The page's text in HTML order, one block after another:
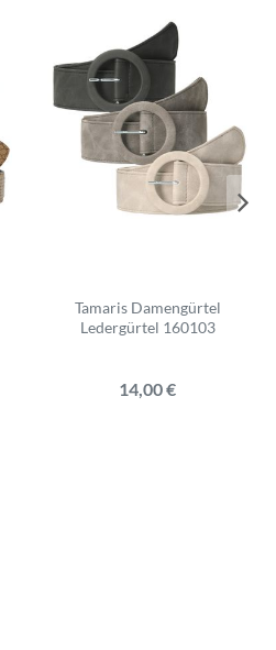
Tamaris Damengürtel
Ledergürtel 160103
14,00 €